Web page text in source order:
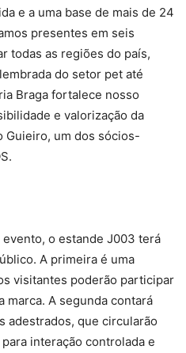
e a uma base de mais de 24
presentes em seis
todas as regiões do país,
do setor pet até
Braga fortalece nosso
e valorização da
Guieiro, um dos sócios-
o estande J003 terá
A primeira é uma
visitantes poderão participar
A segunda contará
adestrados, que circularão
interação controlada e